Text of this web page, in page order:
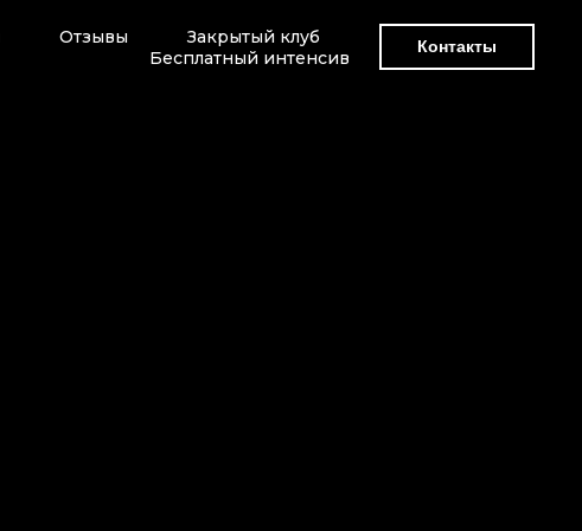
Отзывы
Закрытый клуб
Бесплатный интенсив
Контакты